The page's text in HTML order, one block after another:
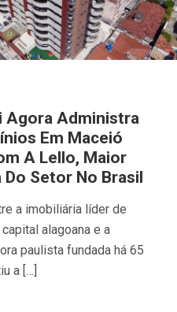
Agora Administra
Em Maceió
A Lello, Maior
Do Setor No Brasil
a imobiliária líder de
alagoana e a
paulista fundada há 65
a […]